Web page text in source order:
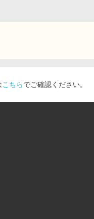
こちらでご確認ください。